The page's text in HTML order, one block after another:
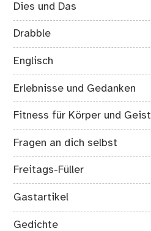
Dies und Das
Drabble
Englisch
Erlebnisse und Gedanken
Fitness für Körper und Geist
Fragen an dich selbst
Freitags-Füller
Gastartikel
Gedichte